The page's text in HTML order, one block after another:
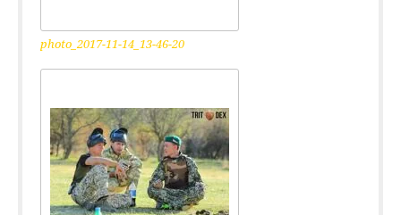
photo_2017-11-14_13-46-20